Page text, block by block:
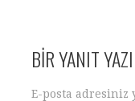
BIR YANIT
E-posta adresiniz